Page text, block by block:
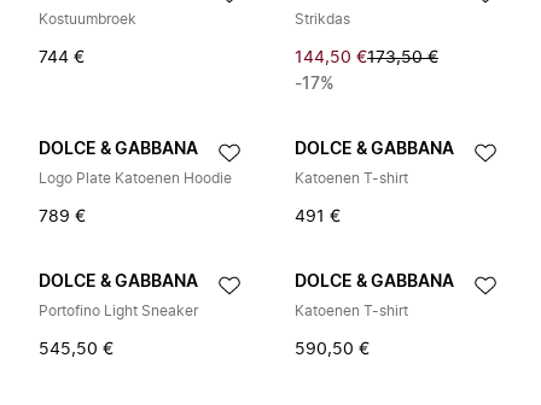
Kostuumbroek
744 €
Strikdas
144,50 €173,50 €
-17%
DOLCE & GABBANA
Logo Plate Katoenen Hoodie
789 €
DOLCE & GABBANA
Katoenen T-shirt
491 €
DOLCE & GABBANA
Portofino Light Sneaker
545,50 €
DOLCE & GABBANA
Katoenen T-shirt
590,50 €